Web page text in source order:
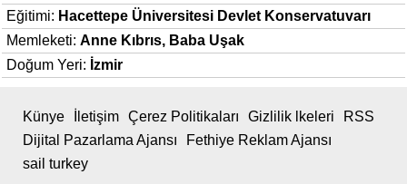
Eğitimi: Hacettepe Üniversitesi Devlet Konservatuvarı
Memleketi: Anne Kıbrıs, Baba Uşak
Doğum Yeri: İzmir
Künye İletişim Çerez Politikaları Gizlilik lkeleri
RSS
Dijital Pazarlama Ajansı
Fethiye Reklam Ajansı
sail turkey